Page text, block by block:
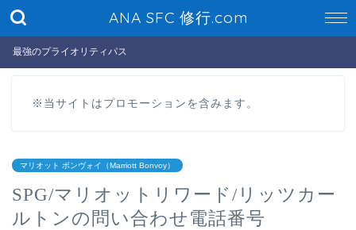
ANA SFC 修行.com
最強のプライオリティパス
※当サイトはプロモーションを含みます。
マリオット ボンヴォイ（Marriott Bonvoy）
SPG/マリオットリワード/リッツカー
ルトンの問い合わせ電話番号